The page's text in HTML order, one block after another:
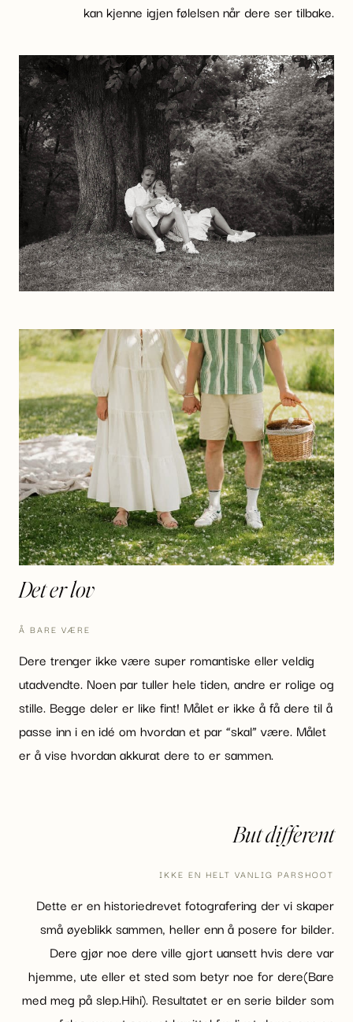
kan kjenne igjen følelsen når dere ser tilbake.
Det er lov
Å BARE VÆRE
Dere trenger ikke være super romantiske eller veldig
utadvendte. Noen par tuller hele tiden, andre er rolige og
stille. Begge deler er like fint! Målet er ikke å få dere til å
passe inn i en idé om hvordan et par “skal” være. Målet
er å vise hvordan akkurat dere to er sammen.
But different
IKKE EN HELT VANLIG PARSHOOT
Dette er en historiedrevet fotografering der vi skaper
små øyeblikk sammen, heller enn å posere for bilder.
Dere gjør noe dere ville gjort uansett hvis dere var
hjemme, ute eller et sted som betyr noe for dere(Bare
med meg på slep.Hihi). Resultatet er en serie bilder som